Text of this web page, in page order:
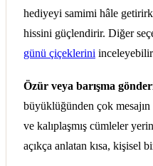
hediyeyi samimi hâle
hissini güçlendirir. Diğer
günü çiçeklerini
Özür veya barışma
büyüklüğünden çok
ve kalıplaşmış cümleler
açıkça anlatan kısa, kişisel